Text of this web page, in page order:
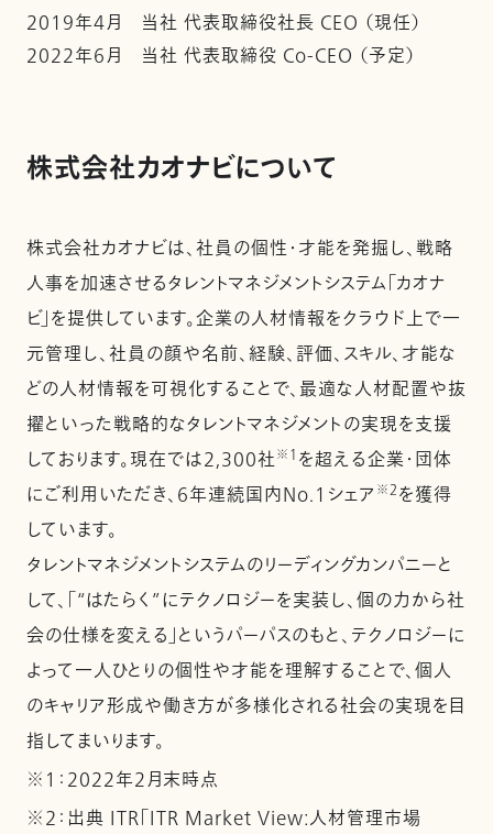
2019年4月 当社 代表取締役社長 CEO （現任）
2022年6月 当社 代表取締役 Co-CEO （予定）
株式会社カオナビについて
株式会社カオナビは、社員の個性・才能を発掘し、戦略
人事を加速させるタレントマネジメントシステム「カオナ
ビ」を提供しています。企業の人材情報をクラウド上で一
元管理し、社員の顔や名前、経験、評価、スキル、才能な
どの人材情報を可視化することで、最適な人材配置や抜
擢といった戦略的なタレントマネジメントの実現を支援
しております。現在では2,300社※1 を超える企業・団体
にご利用いただき、6年連続国内No.1シェア ※2を獲得
しています。
タレントマネジメントシステムのリーディングカンパニーと
して、「“はたらく”にテクノロジーを実装し、個の力から社
会の仕様を変える」というパーパスのもと、テクノロジーに
よって一人ひとりの個性や才能を理解することで、個人
のキャリア形成や働き方が多様化される社会の実現を目
指してまいります。
※１：2022年2月末時点
※２：出典 ITR「ITR Market View:人材管理市場